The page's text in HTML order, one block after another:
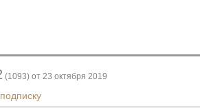
(1093) от 23 октября 2019